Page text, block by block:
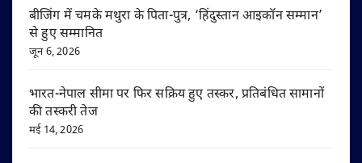
बीजिंग में चमके मथुरा के पिता-पुत्र, ‘हिंदुस्तान आइकॉन सम्मान’
से हुए सम्मानित
जून 6, 2026
भारत-नेपाल सीमा पर फिर सक्रिय हुए तस्कर, प्रतिबंधित सामानों
की तस्करी तेज
मई 14, 2026